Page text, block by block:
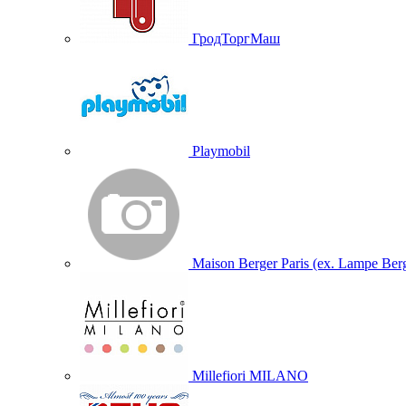
ГродТоргМаш
Playmobil
Maison Berger Paris (ex. Lampe
Millefiori MILANO